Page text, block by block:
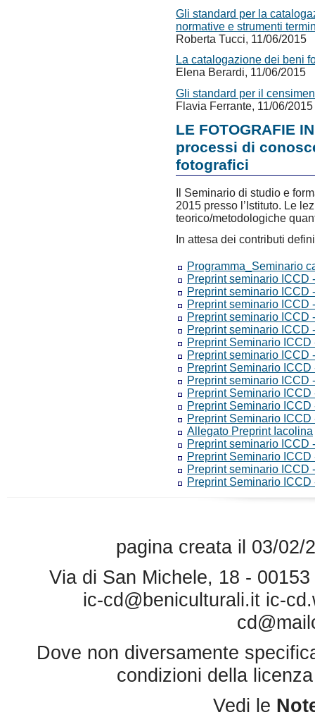
Gli standard per la
normative e strumenti
Roberta Tucci, 11/06/2015
La catalogazione dei beni
Elena Berardi, 11/06/2015
Gli standard per il
Flavia Ferrante, 11/06/2015
LE FOTOGRAFIE
processi di
fotografici
Il Seminario di studio e
2015 presso l’Istituto. Le
teorico/metodologiche
In attesa dei contributi
Programma_Seminario
Preprint seminario ICCD
Preprint seminario ICCD
Preprint seminario ICCD
Preprint seminario ICCD
Preprint seminario ICCD
Preprint Seminario ICCD
Preprint seminario ICCD
Preprint Seminario ICCD
Preprint seminario ICCD
Preprint Seminario ICCD
Preprint Seminario ICCD
Preprint Seminario ICCD
Allegato Preprint Iacolina
Preprint seminario ICCD
Preprint Seminario
Preprint seminario ICCD
Preprint Seminario ICCD
pagina creata il 03/02/
Via di San Michele, 18 -
ic-cd@beniculturali.it ic-
Dove non diversamente
condizioni della
Vedi le